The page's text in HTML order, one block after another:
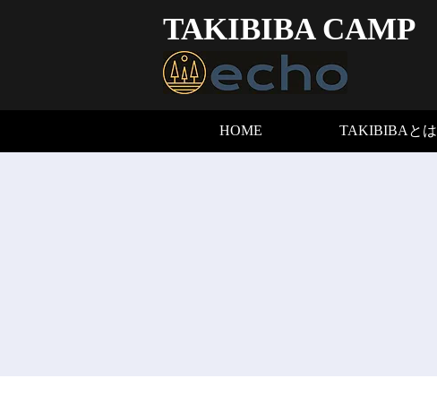
TAKIBIBA CAMP
HOME TAKIBIBAとは